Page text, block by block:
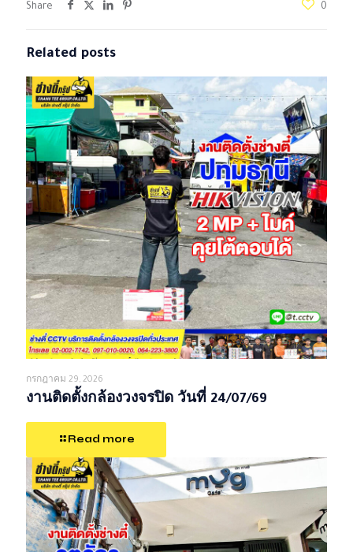
Share 0
Related posts
กรกฎาคม 29, 2026
งานติดตั้งกล้องวงจรปิด วันที่ 24/07/69
Read more